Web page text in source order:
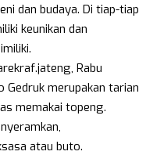
dan budaya. Di tiap-tiap
keunikan dan
Rabu
Gedruk merupakan tarian
memakai topeng.
atau buto.